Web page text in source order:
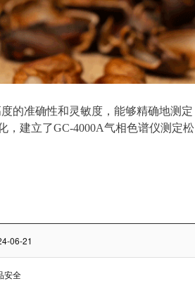
的准确性和灵敏度，能够精确地测定
，建立了GC-4000A气相色谱仪测定松
06-21
安全